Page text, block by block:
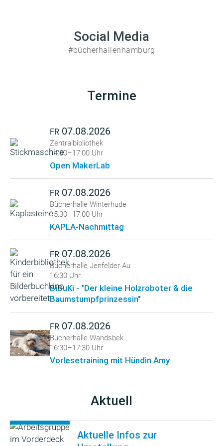
Social Media
#bücherhallenhamburg
Termine
FR 07.08.2026
Zentralbibliothek
14:00–17:00 Uhr
Open MakerLab
FR 07.08.2026
Bücherhalle Winterhude
15:30–17:00 Uhr
KAPLA-Nachmittag
FR 07.08.2026
Bücherhalle Jenfelder Au
16:30 Uhr
BiBuKi - "Der kleine Holzroboter & die
Baumstumpfprinzessin"
FR 07.08.2026
Bücherhalle Wandsbek
16:30–17:30 Uhr
Vorlesetraining mit Hündin Amy
Aktuell
Aktuelle Infos zur